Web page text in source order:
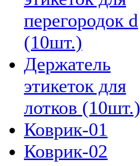
перегородок d
(10шт.)
Держатель
этикеток для
лотков (10шт.)
Коврик-01
Коврик-02